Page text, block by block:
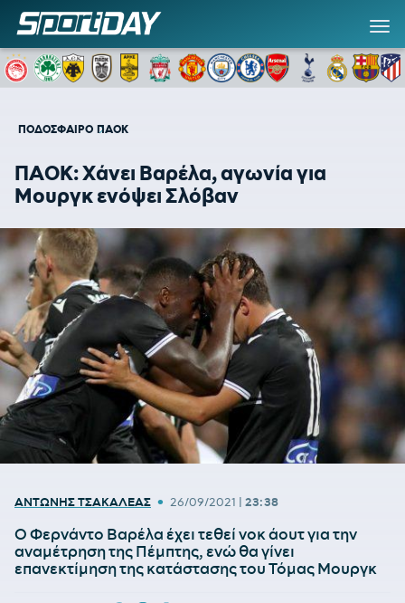
ΠΟΔΟΣΦΑΙΡΟ ΠΑΟΚ
ΠΑΟΚ: Χάνει Βαρέλα, αγωνία για
Μουργκ ενόψει Σλόβαν
ΑΝΤΩΝΗΣ ΤΣΑΚΑΛΕΑΣ • 26/09/2021 | 23:38
Ο Φερνάντο Βαρέλα έχει τεθεί νοκ άουτ για την
αναμέτρηση της Πέμπτης, ενώ θα γίνει
επανεκτίμηση της κατάστασης του Τόμας Μουργκ